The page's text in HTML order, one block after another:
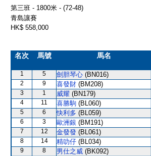
第三班 - 1800米 - (72-48)
青島讓賽
HK$ 558,000
名次 馬號 馬名
1 5 劍胆琴心 (BN016)
2 9 喜發財 (BM208)
3 1 威耀 (BN179)
4 11 喜勝駒 (BL060)
5 6 快利多 (BL059)
6 3 歐洲銀 (BM191)
7 12 金發發 (BL061)
8 14 精叻仔 (BL034)
9 8 男仕之威 (BK092)